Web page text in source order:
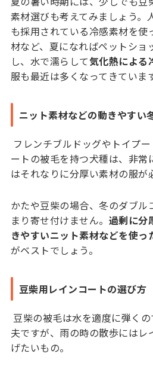
素材選びも考えてみましょう。
も採用されている冷感素材を使
材など、夏になればペットショ
し、水で濡らして気化熱による
服も最近は多くなってきていま
ニット素材などの動きやすい
フレンチブルドッグやトイプ
ートの被毛を持つ犬種は、非常
はそれなりに分厚い素材の服が
かたや豆柴の場合、冬のダブル
まり寄せ付けません。 過剰に分
きやすいニット素材などを使っ
がベストでしょう。
豆柴用レインコートの選び方
豆柴の被毛は水を適度に弾く
夫ですが、雨の時の散歩にはレ
げたいもの。